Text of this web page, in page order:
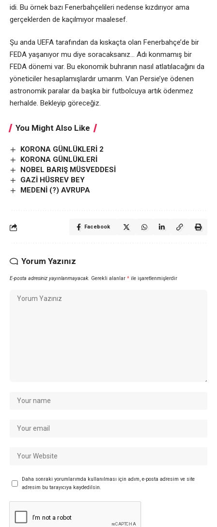
idi. Bu örnek bazı Fenerbahçelileri nedense kızdırıyor ama
gerçeklerden de kaçılmıyor maalesef.
Şu anda UEFA tarafından da kıskaçta olan Fenerbahçe’de bir
FEDA yaşanıyor mu diye soracaksanız… Adı konmamış bir
FEDA dönemi var. Bu ekonomik buhranın nasıl atlatılacağını da
yöneticiler hesaplamışlardır umarım. Van Persie’ye ödenen
astronomik paralar da başka bir futbolcuya artık ödenmez
herhalde. Bekleyip göreceğiz.
You Might Also Like
KORONA GÜNLÜKLERİ 2
KORONA GÜNLÜKLERİ
NOBEL BARIŞ MÜSVEDDESİ
GAZİ HÜSREV BEY
MEDENİ (?) AVRUPA
Facebook
Yorum Yazınız
E-posta adresiniz yayınlanmayacak. Gerekli alanlar * ile işaretlenmişlerdir
Daha sonraki yorumlarımda kullanılması için adım, e-posta adresim ve site
adresim bu tarayıcıya kaydedilsin.